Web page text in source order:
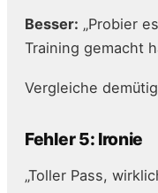
Besser: „Probier
Training gemacht
Vergleiche
Fehler 5: Ironie
„Toller Pass,